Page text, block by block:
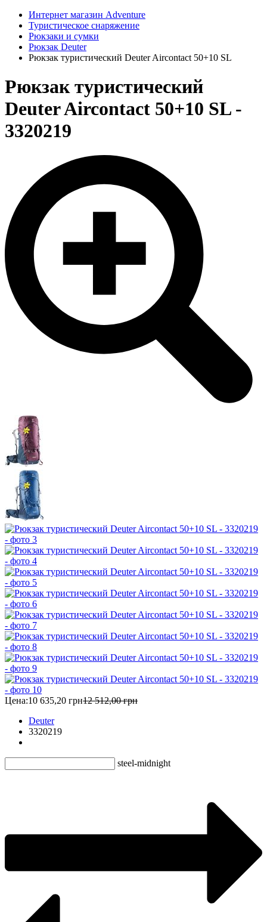
Интернет магазин Adventure
Туристическое снаряжение
Рюкзаки и сумки
Рюкзак Deuter
Рюкзак туристический Deuter Aircontact 50+10 SL
Рюкзак туристический
Deuter Aircontact 50+10 SL -
3320219
Цена:10 635,20 грн12 512,00 грн
Deuter
3320219
steel-midnight